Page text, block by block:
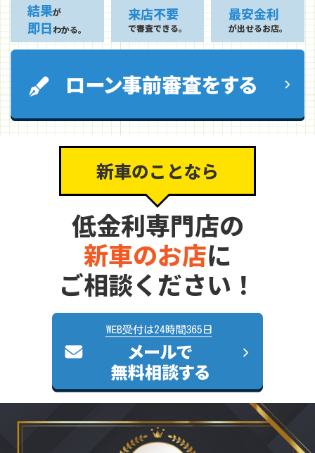
結果が
即日わかる。
来店不要
で審査できる。
最安金利
が出せるお店。
新車のことなら
低金利専門店の
新車のお店に
ご相談ください！